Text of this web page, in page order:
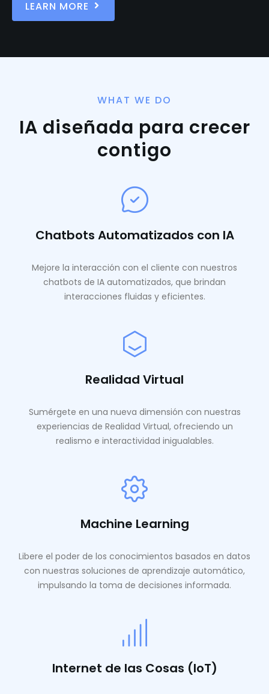
LEARN MORE
WHAT WE DO
IA diseñada para crecer
contigo
Chatbots Automatizados con IA
Mejore la interacción con el cliente con nuestros
chatbots de IA automatizados, que brindan
interacciones fluidas y eficientes.
Realidad Virtual
Sumérgete en una nueva dimensión con nuestras
experiencias de Realidad Virtual, ofreciendo un
realismo e interactividad inigualables.
Machine Learning
Libere el poder de los conocimientos basados ​​en datos
con nuestras soluciones de aprendizaje automático,
impulsando la toma de decisiones informada.
Internet de las Cosas (IoT)